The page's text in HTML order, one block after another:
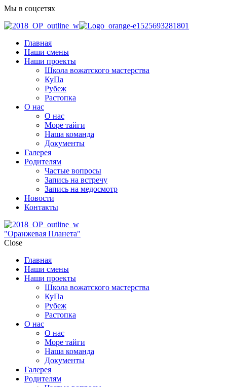
Мы в соцсетях
Главная
Наши смены
Наши проекты
Школа вожатского мастерства
КуПа
Рубеж
Растопка
О нас
О нас
Море тайги
Наша команда
Документы
Галерея
Родителям
Частые вопросы
Запись на встречу
Запись на медосмотр
Новости
Контакты
"Оранжевая Планета"
Close
Главная
Наши смены
Наши проекты
Школа вожатского мастерства
КуПа
Рубеж
Растопка
О нас
О нас
Море тайги
Наша команда
Документы
Галерея
Родителям